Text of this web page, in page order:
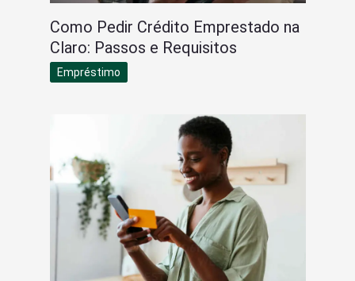
Como Pedir Crédito Emprestado na
Claro: Passos e Requisitos
Empréstimo